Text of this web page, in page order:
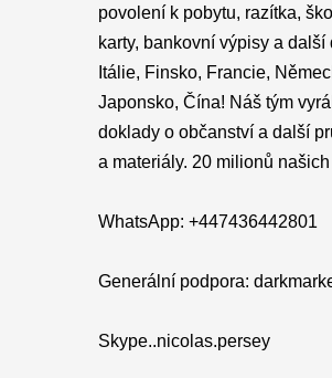
povolení k pobytu, razítka,
karty, bankovní výpisy a
Itálie, Finsko, Francie,
Japonsko, Čína! Náš tým
doklady o občanství a další
a materiály. 20 milionů
WhatsApp: +447436442801
Generální podpora:
Skype..nicolas.persey